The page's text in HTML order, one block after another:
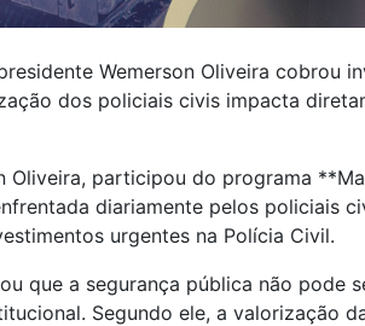
Wemerson Oliveira cobrou
dos policiais civis impacta
Oliveira, participou do programa
diariamente pelos policiais
urgentes na Polícia Civil.
que a segurança pública não pode
Segundo ele, a valorização